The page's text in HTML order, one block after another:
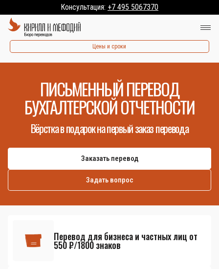
Консультация: +7 495 5067370
Цены и сроки
ПИСЬМЕННЫЙ ПЕРЕВОД
БУХГАЛТЕРСКОЙ ОТЧЕТНОСТИ
Вёрстка в подарок на первый заказ перевода
Заказать перевод
Задать вопрос
Перевод для бизнеса и частных лиц от
550 ₽/1800 знаков